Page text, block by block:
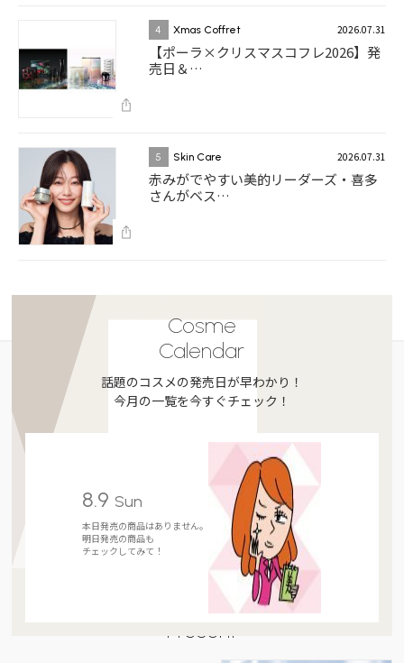
4 Xmas Coffret 2026.07.31
【ポーラ×クリスマスコフレ2026】発
売日＆…
5 Skin Care 2026.07.31
赤みがでやすい美的リーダーズ・喜多
さんがベス…
Cosme
Calendar
話題のコスメの発売日が早わかり！
今月の一覧を今すぐチェック！
8.9 Sun
本日発売の商品はありません。
明日発売の商品も
チェックしてみて！
Present